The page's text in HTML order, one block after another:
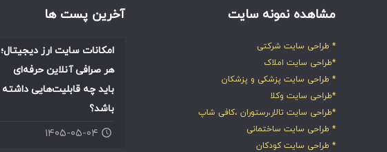
مشاهده نمونه سایت
* طراحی سایت شرکتی
*طراحی سایت املاک
* طراحی سایت پزشکی و پزشکان
*طراحی سایت وکلا
*طراحی سایت تالار،رستوران ،کافی شاپ
* طراحی سایت ساختمانی
* طراحی سایت کودکان
آخرین پست ها
امکانات سایت ارز دیجیتال؛
هر صرافی آنلاین حرفه‌ای
باید چه قابلیت‌هایی داشته
باشد؟
۱۴۰۵-۰۵-۰۴